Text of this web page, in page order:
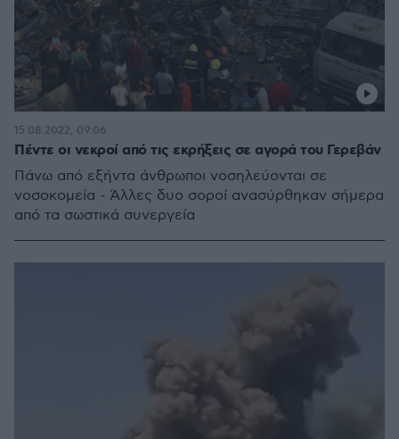
Πέντε οι νεκροί από τις εκρήξεις σε αγορά του Γερεβάν
Πάνω από εξήντα άνθρωποι νοσηλεύονται σε
νοσοκομεία - Άλλες δυο σοροί ανασύρθηκαν σήμερα
από τα σωστικά συνεργεία
15.08.2022, 09:06